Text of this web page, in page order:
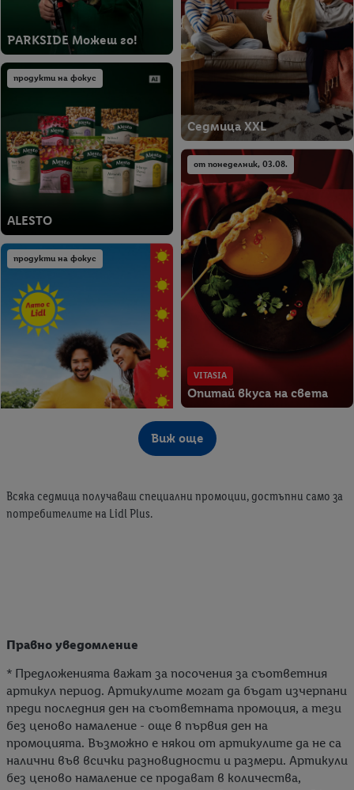
PARKSIDE Можеш го!
Седмица XXL
продукти на фокус
ALESTO
от понеделник, 03.08.
VITASIA
Опитай вкуса на света
продукти на фокус
от понеделник, 03.08.
Цветна симфония
SILVERCREST
от четвъртък, 06.08.
Виж още
Всяка седмица получаваш специални промоции, достъпни само за
потребителите на Lidl Plus.
Правно уведомление
* Предложенията важат за посочения за съответния
артикул период. Артикулите могат да бъдат изчерпани
преди последния ден на съответната промоция, а тези
без ценово намаление - още в първия ден на
промоцията. Възможно е някои от артикулите да не са
налични във всички разновидности и размери. Артикули
без ценово намаление се продават в количества,